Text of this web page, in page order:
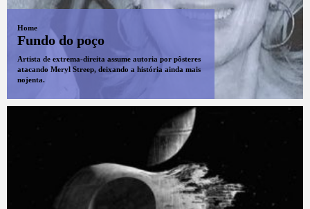
Home
Fundo do poço
Artista de extrema-direita assume autoria por pôsteres
atacando Meryl Streep, deixando a história ainda mais
nojenta.